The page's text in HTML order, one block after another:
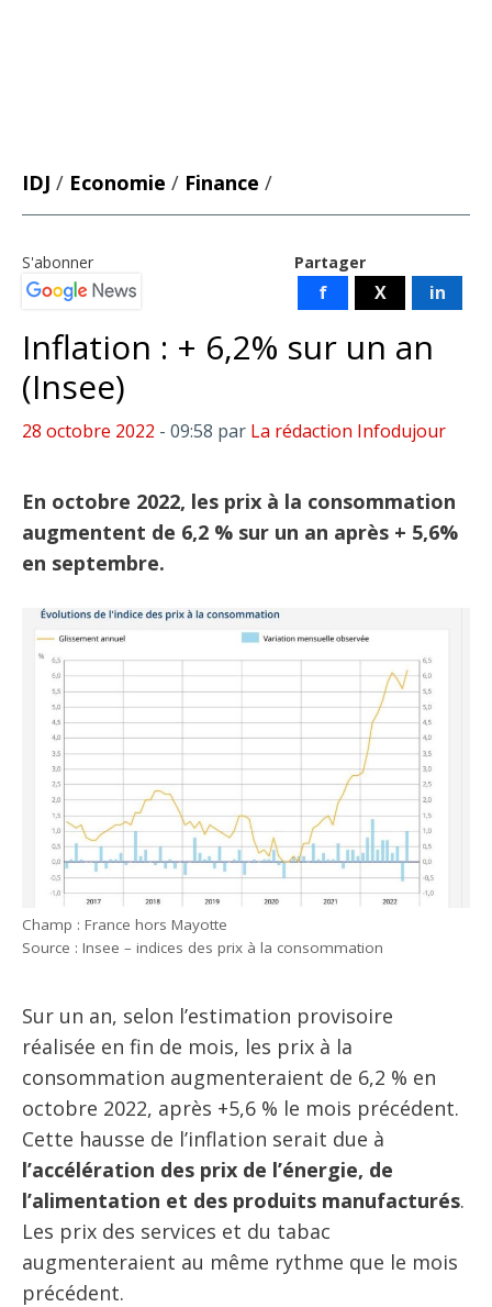
IDJ / Economie / Finance /
Partager
f X in
S'abonner
Inflation : + 6,2% sur un an
(Insee)
28 octobre 2022 - 09:58 par La rédaction Infodujour
En octobre 2022, les prix à la consommation
augmentent de 6,2 % sur un an après + 5,6%
en septembre.
Champ : France hors Mayotte
Source : Insee – indices des prix à la consommation
Sur un an, selon l’estimation provisoire
réalisée en fin de mois, les prix à la
consommation augmenteraient de 6,2 % en
octobre 2022, après +5,6 % le mois précédent.
Cette hausse de l’inflation serait due à
l’accélération des prix de l’énergie, de
l’alimentation et des produits manufacturés.
Les prix des services et du tabac
augmenteraient au même rythme que le mois
précédent.